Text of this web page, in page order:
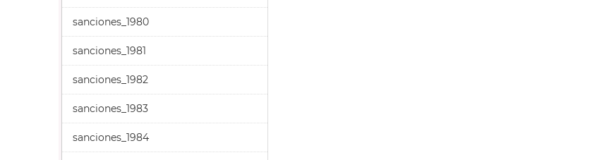
sanciones_1980
sanciones_1981
sanciones_1982
sanciones_1983
sanciones_1984